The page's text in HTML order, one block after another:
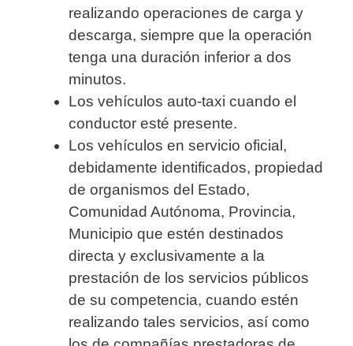
realizando operaciones de carga y
descarga, siempre que la operación
tenga una duración inferior a dos
minutos.
Los vehículos auto-taxi cuando el
conductor esté presente.
Los vehículos en servicio oficial,
debidamente identificados, propiedad
de organismos del Estado,
Comunidad Autónoma, Provincia,
Municipio que estén destinados
directa y exclusivamente a la
prestación de los servicios públicos
de su competencia, cuando estén
realizando tales servicios, así como